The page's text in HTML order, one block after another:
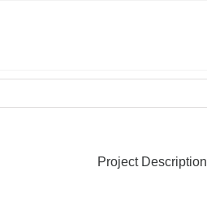
Project Description